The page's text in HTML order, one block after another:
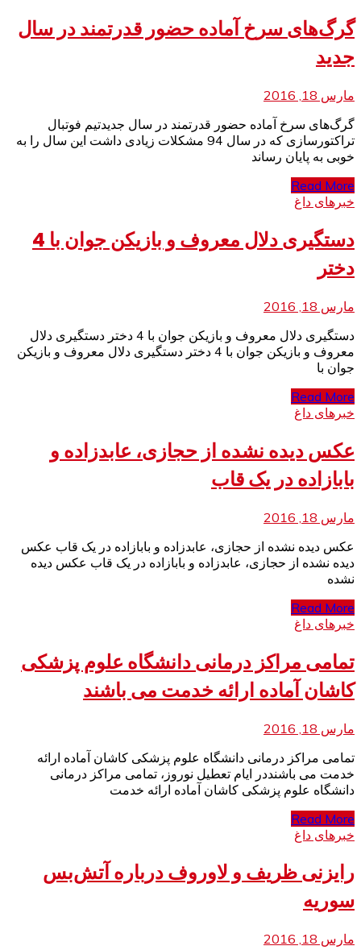
گرگ‌های سرخ آماده حضور قدرتمند در سال
جدید
مارس 18, 2016
گرگ‌های سرخ آماده حضور قدرتمند در سال جدیدتیم فوتبال
تراکتورسازی که در سال 94 مشکلات زیادی داشت این سال را به
خوبی به پایان رساند
Read More
خبرهای داغ
دستگیری دلال معروف و بازیکن جوان با 4
دختر
مارس 18, 2016
دستگیری دلال معروف و بازیکن جوان با 4 دختر دستگیری دلال
معروف و بازیکن جوان با 4 دختر دستگیری دلال معروف و بازیکن
جوان با
Read More
خبرهای داغ
عکس دیده نشده از حجازی، عابدزاده و
بابازاده در یک قاب
مارس 18, 2016
عکس دیده نشده از حجازی، عابدزاده و بابازاده در یک قاب عکس
دیده نشده از حجازی، عابدزاده و بابازاده در یک قاب عکس دیده
نشده
Read More
خبرهای داغ
تمامی مراکز درمانی دانشگاه علوم پزشکی
کاشان آماده ارائه خدمت می باشند
مارس 18, 2016
تمامی مراکز درمانی دانشگاه علوم پزشکی کاشان آماده ارائه
خدمت می باشنددر ایام تعطیل نوروز، تمامی مراکز درمانی
دانشگاه علوم پزشکی کاشان آماده ارائه خدمت
Read More
خبرهای داغ
رایزنی ظریف و لاوروف درباره آتش‌بس
سوریه
مارس 18, 2016